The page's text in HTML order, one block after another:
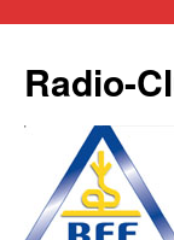
Radio-